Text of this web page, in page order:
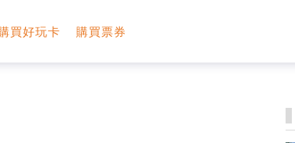
買好玩卡 購買票券